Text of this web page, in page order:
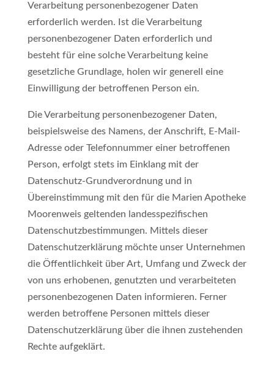
Verarbeitung personenbezogener Daten
erforderlich werden. Ist die Verarbeitung
personenbezogener Daten erforderlich und
besteht für eine solche Verarbeitung keine
gesetzliche Grundlage, holen wir generell eine
Einwilligung der betroffenen Person ein.
Die Verarbeitung personenbezogener Daten,
beispielsweise des Namens, der Anschrift, E-Mail-
Adresse oder Telefonnummer einer betroffenen
Person, erfolgt stets im Einklang mit der
Datenschutz-Grundverordnung und in
Übereinstimmung mit den für die Marien Apotheke
Moorenweis geltenden landesspezifischen
Datenschutzbestimmungen. Mittels dieser
Datenschutzerklärung möchte unser Unternehmen
die Öffentlichkeit über Art, Umfang und Zweck der
von uns erhobenen, genutzten und verarbeiteten
personenbezogenen Daten informieren. Ferner
werden betroffene Personen mittels dieser
Datenschutzerklärung über die ihnen zustehenden
Rechte aufgeklärt.